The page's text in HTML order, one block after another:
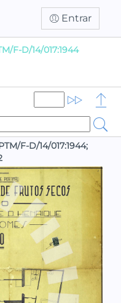
Entrar
F-D/14/017:1944
F-D/14/017:1944;